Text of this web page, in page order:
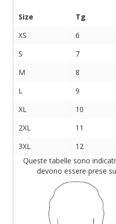
Size Tg
XS
6
S
7
M
8
L
9
XL
10
2XL
11
3XL
12
Queste tabelle sono
devono essere prese